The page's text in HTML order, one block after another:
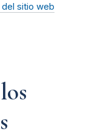
sitio web